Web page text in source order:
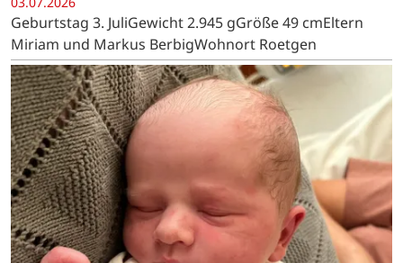
Geburtstag 3. JuliGewicht 2.945 gGröße 49 cmEltern
Miriam und Markus BerbigWohnort Roetgen